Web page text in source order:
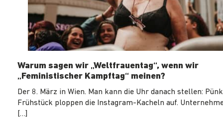
Warum sagen wir „Weltfrauentag“, wenn wir
„Feministischer Kampftag“ meinen?
Der 8. März in Wien. Man kann die Uhr danach stellen:
Frühstück ploppen die Instagram-Kacheln auf.
[…]